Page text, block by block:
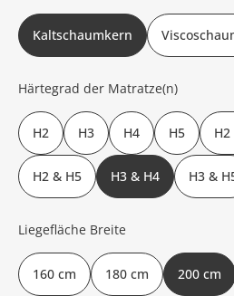
Kaltschaumkern
Härtegrad der Matratze(n)
H2 H3 H4 H5
H2 & H5 H3 & H4 H3 &
Liegefläche Breite
160 cm 180 cm 200 cm